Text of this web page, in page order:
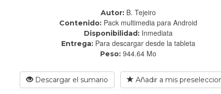
Autor: B. Tejeiro
Contenido: Pack multimedia para Android
Disponibilidad: Inmediata
Entrega: Para descargar desde la tableta
Peso: 944.64 Mo
Descargar el sumario Añadir a mis